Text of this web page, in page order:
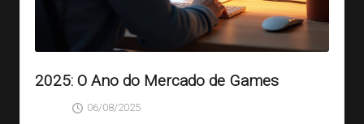
2025: O Ano do Mercado de Games
06/08/2025